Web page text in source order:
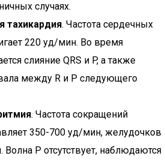
случаях.
тахикардия. Частота сердечных
220 уд/мин. Во время
слияние QRS и P, а также
между R и P следующего
. Частота сокращений
350-700 уд/мин, желудочков
P отсутствует, наблюдаются